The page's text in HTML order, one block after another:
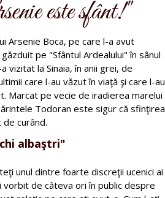
este sfânt!"
Arsenie Boca, pe care l-a avut
pe "Sfântul Ardealului" în sânul
vizitat la Sinaia, în anii grei, de
care l-au văzut în viaţă şi care l-au
Marcat pe vecie de iradierea marelui
Todoran este sigur că sfinţirea
curând.
albaştri"
unul dintre foarte discreţii ucenici ai
vorbit de câteva ori în public despre